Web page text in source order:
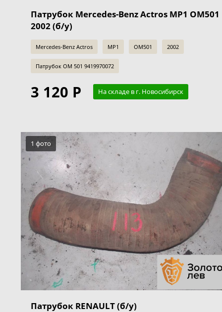
Патрубок Mercedes-Benz Actros MP1 OM501
2002 (б/у)
Mercedes-Benz Actros MP1 OM501 2002
Патрубок OM 501 9419970072
3 120 Р На складе в г. Новосибирск
1 фото
Патрубок RENAULT (б/у)